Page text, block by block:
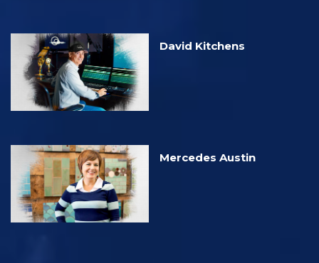
David Kitchens
Mercedes Austin